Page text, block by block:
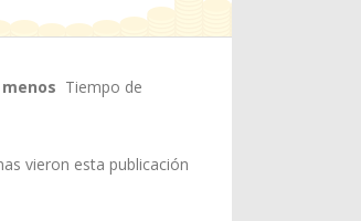
Tiempo de
vieron esta publicación